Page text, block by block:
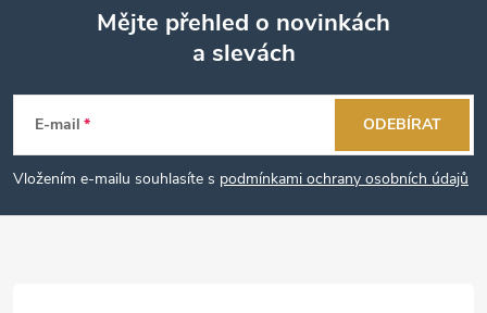
p
a
Mějte přehled o novinkách
a slevách
E-mail
Vložením e-mailu souhlasíte s podmínkami ochrany osobních údajů
ODEBÍRAT